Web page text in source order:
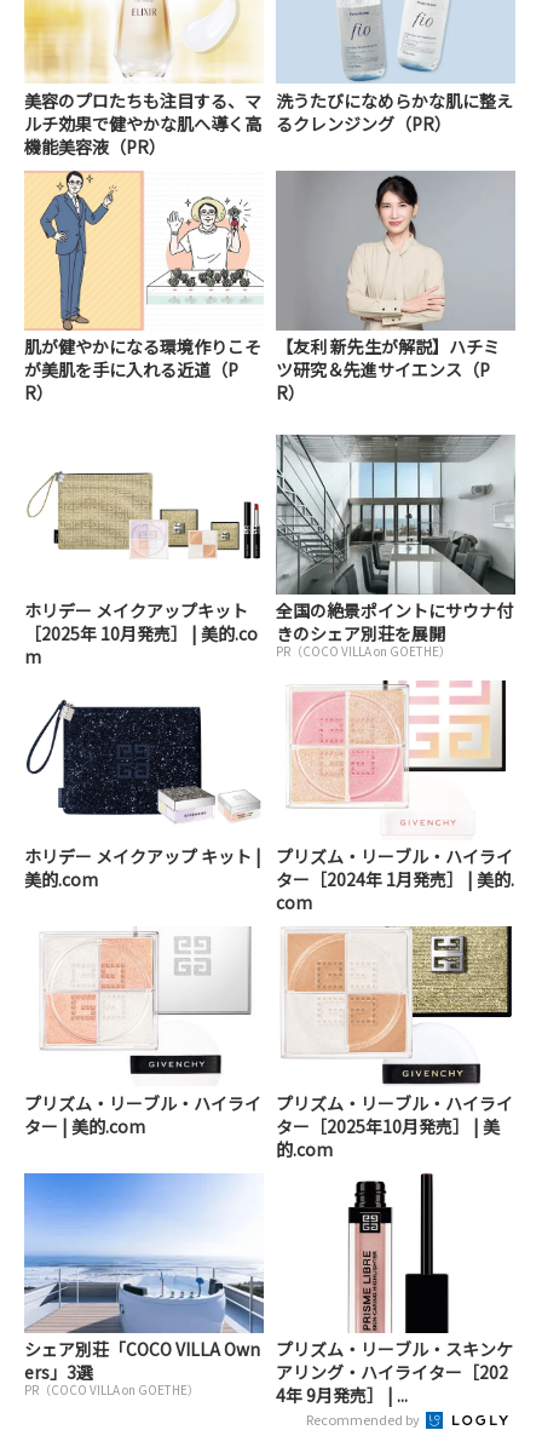
美容のプロたちも注目する、マ
ルチ効果で健やかな肌へ導く高
機能美容液（PR）
洗うたびになめらかな肌に整え
るクレンジング（PR）
肌が健やかになる環境作りこそ
が美肌を手に入れる近道（P
R）
【友利 新先生が解説】ハチミ
ツ研究＆先進サイエンス（P
R）
ホリデー メイクアップキット
［2025年 10月発売］ | 美的.co
m
全国の絶景ポイントにサウナ付
きのシェア別荘を展開
PR（COCO VILLA on GOETHE）
ホリデー メイクアップ キット |
美的.com
プリズム・リーブル・ハイライ
ター［2024年 1月発売］ | 美的.
com
プリズム・リーブル・ハイライ
ター | 美的.com
プリズム・リーブル・ハイライ
ター［2025年10月発売］ | 美
的.com
シェア別荘「COCO VILLA Own
ers」3選
PR（COCO VILLA on GOETHE）
プリズム・リーブル・スキンケ
アリング・ハイライター［202
4年 9月発売］ | ...
Recommended by